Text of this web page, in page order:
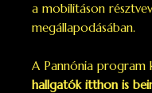
a mobilitáson
megállapodásában.
A Pannónia program
hallgatók itthon is